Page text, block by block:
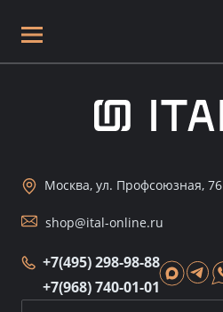
Москва, ул. Профсоюзная, 76
shop@ital-online.ru
+7(495) 298-98-88
+7(968) 740-01-01